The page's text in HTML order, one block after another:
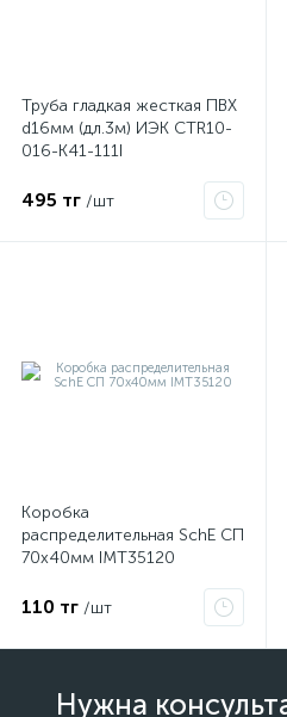
Труба гладкая жесткая ПВХ
d16мм (дл.3м) ИЭК CTR10-
016-K41-111I
495 тг /шт
Коробка
распределительная SchE СП
70х40мм IMT35120
110 тг /шт
Нужна